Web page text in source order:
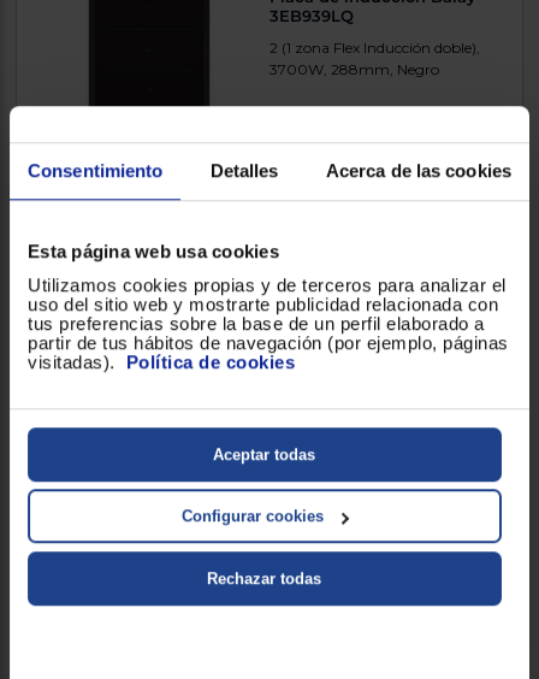
Consentimiento Detalles Acerca de las cookies
Esta página web usa cookies
Utilizamos cookies propias y de terceros para analizar el
uso del sitio web y mostrarte publicidad relacionada con
tus preferencias sobre la base de un perfil elaborado a
partir de tus hábitos de navegación (por ejemplo, páginas
visitadas). Política de cookies
Aceptar todas
Configurar cookies
Rechazar todas
3EB939LQ
2 (1 zona Flex Inducción doble),
3700W, 288mm, Negro
(18)
Placa de inducción Balay
(22)
339 €